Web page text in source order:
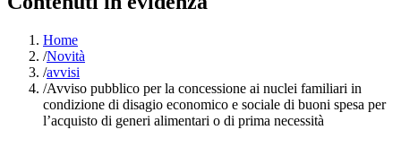
Home
/Novità
/avvisi
/Avviso pubblico per la concessione ai nuclei familiari in
condizione di disagio economico e sociale di buoni spesa per
l’acquisto di generi alimentari o di prima necessità